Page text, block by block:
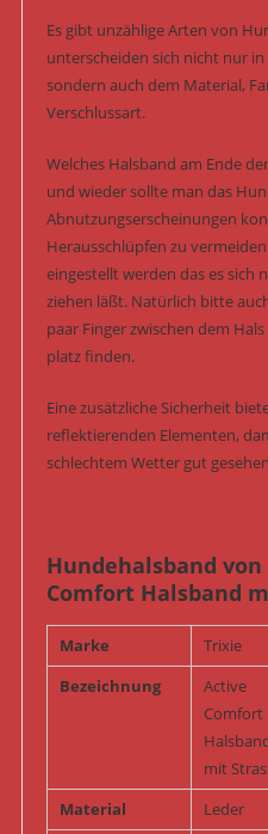
Es gibt unzählige Arten von
unterscheiden sich nicht nur
sondern auch dem Material,
Verschlussart.
Welches Halsband am Ende
und wieder sollte man das
Abnutzungserscheinungen
Herausschlüpfen zu
eingestellt werden das es sich
ziehen läßt. Natürlich bitte
paar Finger zwischen dem
platz finden.
Eine zusätzliche Sicherheit
reflektierenden Elementen,
schlechtem Wetter gut
Hundehalsband
Comfort Halsband
Marke
Trixie
Bezeichnung
Active
Comfort
mit
Material
Leder